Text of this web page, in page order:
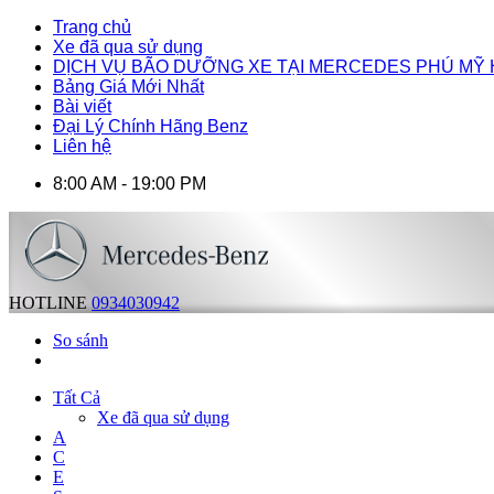
Trang chủ
Xe đã qua sử dụng
DỊCH VỤ BÃO DƯỠNG XE TẠI MERCEDES PHÚ MỸ
Bảng Giá Mới Nhất
Bài viết
Đại Lý Chính Hãng Benz
Liên hệ
8:00 AM - 19:00 PM
HOTLINE 0934030942
So sánh
Tất Cả
Xe đã qua sử dụng
A
C
E